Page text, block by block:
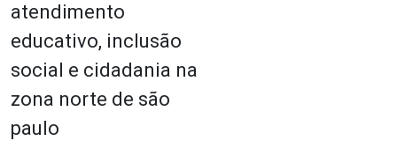
atendimento
educativo, inclusão
social e cidadania na
zona norte de são
paulo